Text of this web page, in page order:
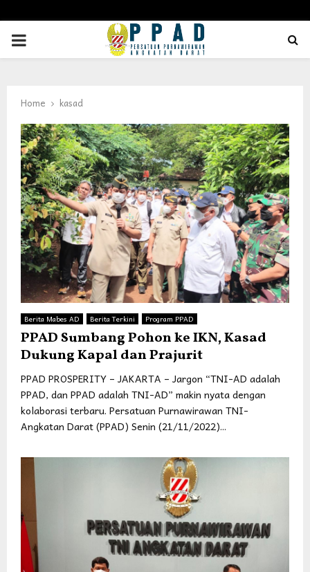
PRIMARY
Home kasad
Berita Mabes AD Berita Terkini Program PPAD
PPAD Sumbang Pohon ke IKN, Kasad
Dukung Kapal dan Prajurit
PPAD PROSPERITY – JAKARTA – Jargon “TNI-AD adalah
PPAD, dan PPAD adalah TNI-AD” makin nyata dengan
kolaborasi terbaru. Persatuan Purnawirawan TNI-
Angkatan Darat (PPAD) Senin (21/11/2022)...